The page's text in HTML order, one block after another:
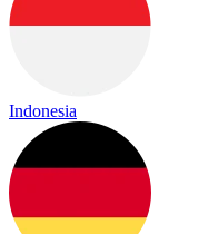
Indonesia